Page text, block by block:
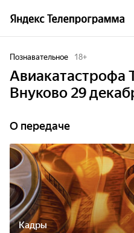
Познавательное 18+
Авиакатастрофа
Внуково 29
О передаче
Кадры